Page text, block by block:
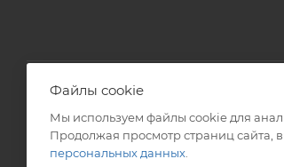
2026 © ЗАО «ТВК»
Файлы cookie
Мы используем файлы cookie для
Продолжая просмотр страниц сайта,
персональных данных